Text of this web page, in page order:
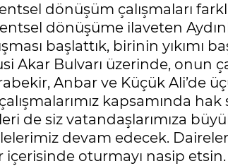
dönüşüm çalışmaları
dönüşüme ilaveten
başlattık, birinin yıkımı
Akar Bulvarı üzerinde, onun
Anbar ve Küçük Ali’de
kapsamında
de siz vatandaşlarımıza
devam edecek.
içerisinde oturmayı nasip etsin.